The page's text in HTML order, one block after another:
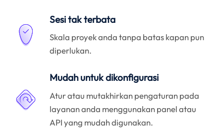
Sesi tak terbata
Skala proyek anda tanpa batas kapan pun
diperlukan.
Mudah untuk dikonfigurasi
Atur atau mutakhirkan pengaturan pada
layanan anda menggunakan panel atau
API yang mudah digunakan.